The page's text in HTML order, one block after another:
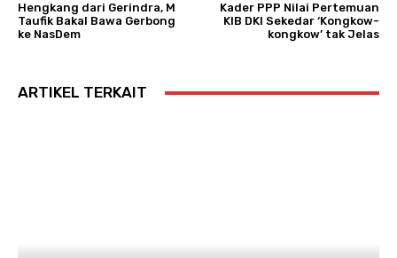
Hengkang dari Gerindra, M
Taufik Bakal Bawa Gerbong
ke NasDem
Kader PPP Nilai Pertemuan
KIB DKI Sekedar ‘Kongkow-
kongkow’ tak Jelas
ARTIKEL TERKAIT